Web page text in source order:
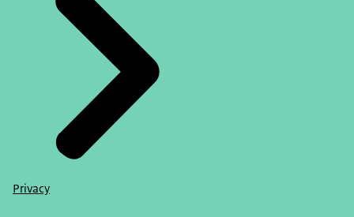
Privacy